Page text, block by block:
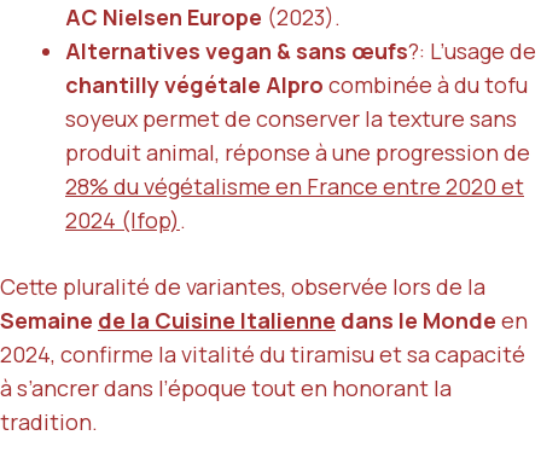
AC Nielsen Europe (2023).
Alternatives vegan & sans œufs?: L’usage de
chantilly végétale Alpro combinée à du tofu
soyeux permet de conserver la texture sans
produit animal, réponse à une progression de
28% du végétalisme en France entre 2020 et
2024 (Ifop).
Cette pluralité de variantes, observée lors de la
Semaine de la Cuisine Italienne dans le Monde en
2024, confirme la vitalité du tiramisu et sa capacité
à s’ancrer dans l’époque tout en honorant la
tradition.